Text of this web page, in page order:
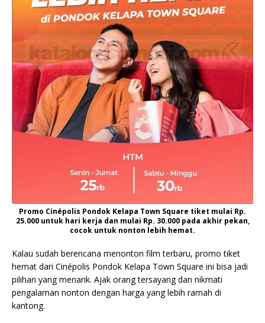
Promo Cinépolis Pondok Kelapa Town Square tiket mulai Rp.
25.000 untuk hari kerja dan mulai Rp. 30.000 pada akhir pekan,
cocok untuk nonton lebih hemat.
Kalau sudah berencana menonton film terbaru, promo tiket
hemat dari Cinépolis Pondok Kelapa Town Square ini bisa jadi
pilihan yang menarik. Ajak orang tersayang dan nikmati
pengalaman nonton dengan harga yang lebih ramah di
kantong.